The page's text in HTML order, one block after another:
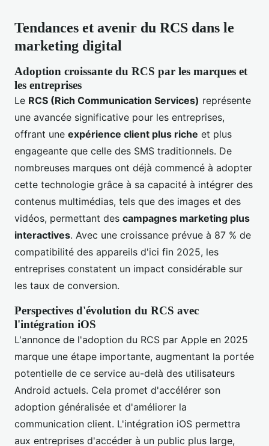
Tendances et avenir du RCS dans le
marketing digital
Adoption croissante du RCS par les marques et
les entreprises
Le RCS (Rich Communication Services) représente
une avancée significative pour les entreprises,
offrant une expérience client plus riche et plus
engageante que celle des SMS traditionnels. De
nombreuses marques ont déjà commencé à adopter
cette technologie grâce à sa capacité à intégrer des
contenus multimédias, tels que des images et des
vidéos, permettant des campagnes marketing plus
interactives. Avec une croissance prévue à 87 % de
compatibilité des appareils d'ici fin 2025, les
entreprises constatent un impact considérable sur
les taux de conversion.
Perspectives d'évolution du RCS avec
l'intégration iOS
L'annonce de l'adoption du RCS par Apple en 2025
marque une étape importante, augmentant la portée
potentielle de ce service au-delà des utilisateurs
Android actuels. Cela promet d'accélérer son
adoption généralisée et d'améliorer la
communication client. L'intégration iOS permettra
aux entreprises d'accéder à un public plus large,